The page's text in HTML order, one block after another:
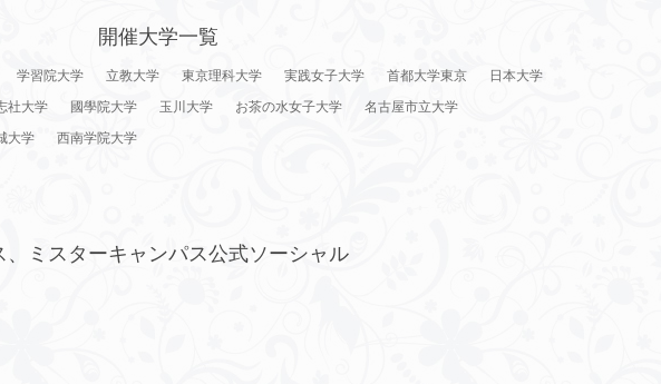
開催大学一覧
学習院大学 立教大学 東京理科大学 実践女子大学 首都大学東京
日本大学
社大学 國學院大学 玉川大学 お茶の水女子大学
名古屋市立大学
大学 西南学院大学
、ミスターキャンパス公式ソーシャル